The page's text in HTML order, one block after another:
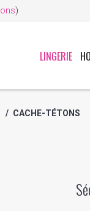
)
LINGERIE
/ CACHE-TÉTONS